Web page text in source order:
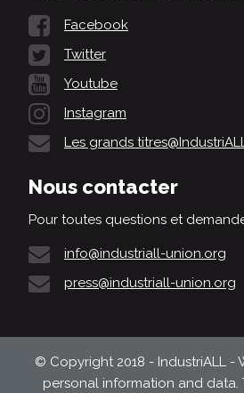
Facebook
Twitter
Youtube
Instagram
Les grands
Nous contacter
Pour toutes questions et
info@industriall-union.org
press@industriall-union.org
© Copyright 2018 - IndustriALL -
personal information and data.